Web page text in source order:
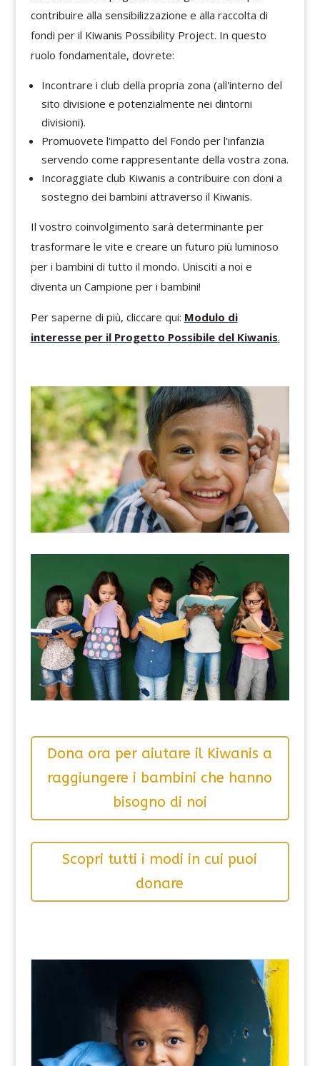
contribuire alla sensibilizzazione e alla raccolta di
fondi per il Kiwanis Possibility Project. In questo
ruolo fondamentale, dovrete:
Incontrare i club della propria zona (all'interno del
sito divisione e potenzialmente nei dintorni
divisioni).
Promuovete l'impatto del Fondo per l'infanzia
servendo come rappresentante della vostra zona.
Incoraggiate club Kiwanis a contribuire con doni a
sostegno dei bambini attraverso il Kiwanis.
Il vostro coinvolgimento sarà determinante per
trasformare le vite e creare un futuro più luminoso
per i bambini di tutto il mondo. Unisciti a noi e
diventa un Campione per i bambini!
Per saperne di più, cliccare qui: Modulo di
interesse per il Progetto Possibile del Kiwanis.
Dona ora per aiutare il Kiwanis a
raggiungere i bambini che hanno
bisogno di noi
Scopri tutti i modi in cui puoi
donare